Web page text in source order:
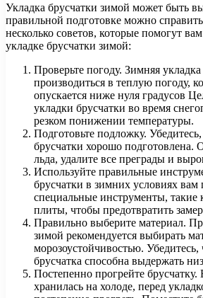
Укладка брусчатки зимой может быть
правильной подготовке можно
несколько советов, которые помогут
укладке брусчатки зимой:
Проверьте погоду. Зимняя
производиться в теплую погоду,
опускается ниже нуля градусов
укладки брусчатки во время
резком понижении температуры.
Подготовьте подложку.
брусчатки хорошо подготовлена.
льда, удалите все преграды и
Используйте правильные
брусчатки в зимних условиях вам
специальные инструменты, такие
плиты, чтобы предотвратить
Правильно выберите материал.
зимой рекомендуется выбирать
морозоустойчивостью.
брусчатка способна выдержать
Постепенно прогрейте брусчатку.
хранилась на холоде, перед